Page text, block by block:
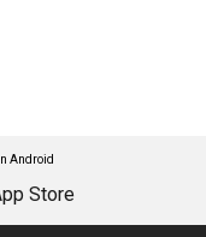
Android